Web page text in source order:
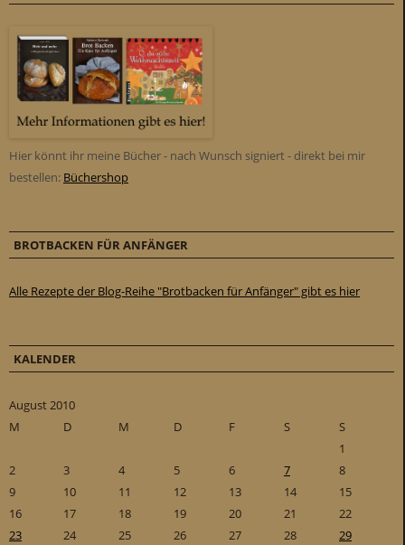
Hier könnt ihr meine Bücher - nach Wunsch signiert - direkt bei mir
bestellen: Büchershop
BROTBACKEN FÜR ANFÄNGER
Alle Rezepte der Blog-Reihe "Brotbacken für Anfänger" gibt es hier
KALENDER
August 2010
M
D M D F S
S
1
2
3 4 5 6 7
8
9
10 11 12 13 14
15
16
17 18 19 20 21
22
23
24 25 26 27 28
29